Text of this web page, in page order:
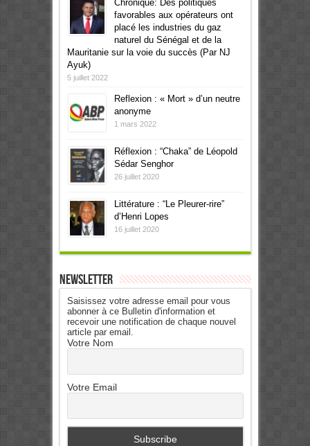
Chronique: Des politiques
favorables aux opérateurs ont
placé les industries du gaz
naturel du Sénégal et de la
Mauritanie sur la voie du succès (Par NJ
Ayuk)
5 juillet 2022
Reflexion : « Mort » d’un neutre
anonyme
1 mars 2022
Réflexion : “Chaka” de Léopold
Sédar Senghor
26 juillet 2020
Littérature : “Le Pleurer-rire”
d’Henri Lopes
16 juillet 2020
Newsletter
Saisissez votre adresse email pour vous
abonner à ce Bulletin d'information et
recevoir une notification de chaque nouvel
article par email.
Votre Nom
Votre Email